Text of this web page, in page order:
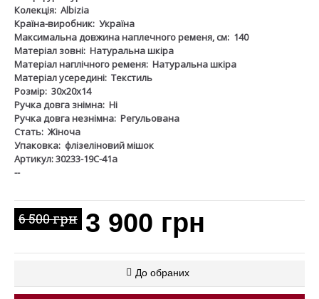
Колекція: Albizia
Країна-виробник: Україна
Максимальна довжина наплечного ременя, см: 140
Матеріал зовні: Натуральна шкіра
Матеріал наплічного ременя: Натуральна шкіра
Матеріал усередині: Текстиль
Розмір: 30х20х14
Ручка довга знімна: Ні
Ручка довга незнімна: Регульована
Стать: Жіноча
Упаковка: флізеліновий мішок
Артикул: 30233-19С-41а
--
6 500 грн 3 900 грн
До обраних